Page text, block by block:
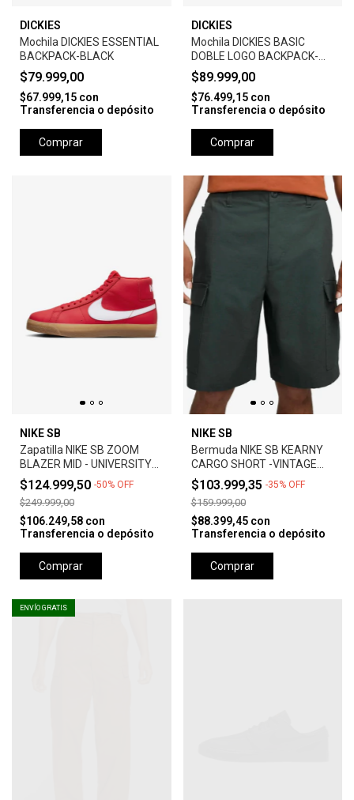
DICKIES
Mochila DICKIES ESSENTIAL
BACKPACK-BLACK
$79.999,00
$67.999,15 con
Transferencia o depósito
Comprar
DICKIES
Mochila DICKIES BASIC
DOBLE LOGO BACKPACK-
BLACK
$89.999,00
$76.499,15 con
Transferencia o depósito
Comprar
NIKE SB
Zapatilla NIKE SB ZOOM
BLAZER MID - UNIVERSITY
RED *Orange Label*
$124.999,50 -50% OFF
$249.999,00
$106.249,58 con
Transferencia o depósito
Comprar
NIKE SB
Bermuda NIKE SB KEARNY
CARGO SHORT -VINTAGE
GREEN
$103.999,35 -35% OFF
$159.999,00
$88.399,45 con
Transferencia o depósito
Comprar
ENVÍO GRATIS